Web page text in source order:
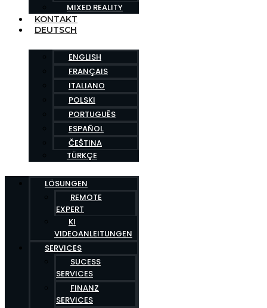
MIXED REALITY
KONTAKT
DEUTSCH
ENGLISH
FRANÇAIS
ITALIANO
POLSKI
PORTUGUÊS
ESPAÑOL
ČEŠTINA
TÜRKÇE
LÖSUNGEN
REMOTE
EXPERT
KI
VIDEOANLEITUNGEN
SERVICES
SUCESS
SERVICES
FINANZ
SERVICES